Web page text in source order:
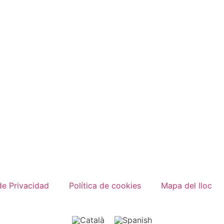
Privacidad Política de cookies Mapa del lloc